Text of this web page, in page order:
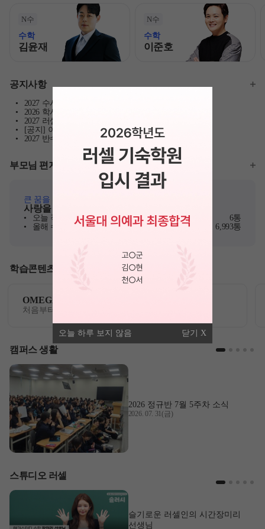
오늘 하루 보지 않음 닫기
N수
수학
김윤재
N수
수학
이준호
공지사항
2027 수시 합격예측 서비스 이용안내
2026 학사 일정 안내
2027 러셀 단과 강사 공개선발
[공지] 이용약관 개정 및 시행 안내
2027 반수반 시간표
부모님 편지
큰 꿈을 위해 노력하고 있는 자녀들에게
사랑을 담은 따뜻한 응원 메시지
오늘 작성된 편지
6통
올해 수험생에게 전달된 편지
6,993통
학습콘텐츠
OMEGA 모의고사
처음부터 끝까지 가장 완벽한 수능 플랜
캠퍼스 생활
2026 정규반 7월 5주차 소식
2026. 07. 31(금)
스튜디오 러셀
슬기로운 러셀인의 시간장미리
선생님